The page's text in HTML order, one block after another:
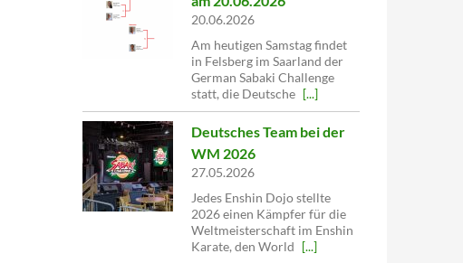
20.06.2026
Am heutigen Samstag findet
in Felsberg im Saarland der
German Sabaki Challenge
statt, die Deutsche [...]
Deutsches Team bei der
WM 2026
27.05.2026
Jedes Enshin Dojo stellte
2026 einen Kämpfer für die
Weltmeisterschaft im Enshin
Karate, den World [...]